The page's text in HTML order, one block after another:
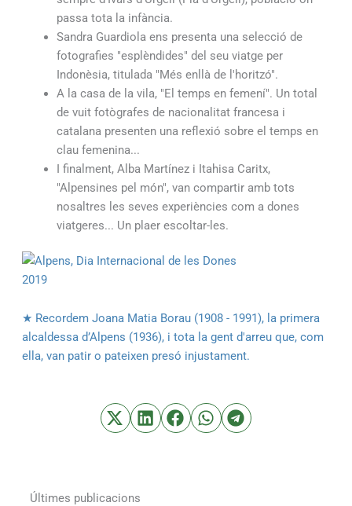
passa tota la infància.
Sandra Guardiola ens presenta una selecció de
fotografies "esplèndides" del seu viatge per
Indonèsia, titulada "Més enllà de l'horitzó".
A la casa de la vila, "El temps en femení". Un total
de vuit fotògrafes de nacionalitat francesa i
catalana presenten una reflexió sobre el temps en
clau femenina...
I finalment, Alba Martínez i Itahisa Caritx,
"Alpensines pel món", van compartir amb tots
nosaltres les seves experiències com a dones
viatgeres... Un plaer escoltar-les.
★ Recordem Joana Matia Borau (1908 - 1991), la primera
alcaldessa d’Alpens (1936), i tota la gent d'arreu que, com
ella, van patir o pateixen presó injustament.
Últimes publicacions